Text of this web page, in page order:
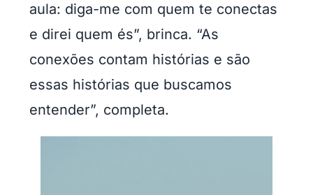
aula: diga-me com quem te conectas
e direi quem és”, brinca. “As
conexões contam histórias e são
essas histórias que buscamos
entender”, completa.